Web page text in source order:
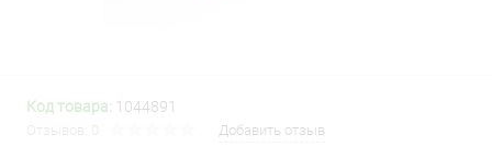
Код товара: 1044891
Добавить отзыв